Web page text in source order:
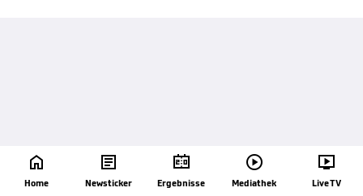

Home

Newsticker

Ergebnisse

Mediathek

Live TV